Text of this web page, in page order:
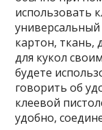
использовать
картон, ткань,
для кукол
будете
говорить об
клеевой
удобно,